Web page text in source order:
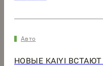
Авто
НОВЫЕ KAIYI